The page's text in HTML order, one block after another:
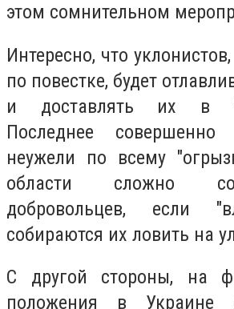
этом сомнительном
Интересно, что
по повестке, будет
и доставлять их в
Последнее
неужели по всему
области сложно
добровольцев, если
собираются их ловить на
С другой стороны, на
положения в Украине